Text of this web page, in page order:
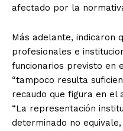
afectado por la
Más adelante, indicaron
profesionales e
funcionarios previsto en
“tampoco resulta
recaudo que figura en el
“La representación
determinado no